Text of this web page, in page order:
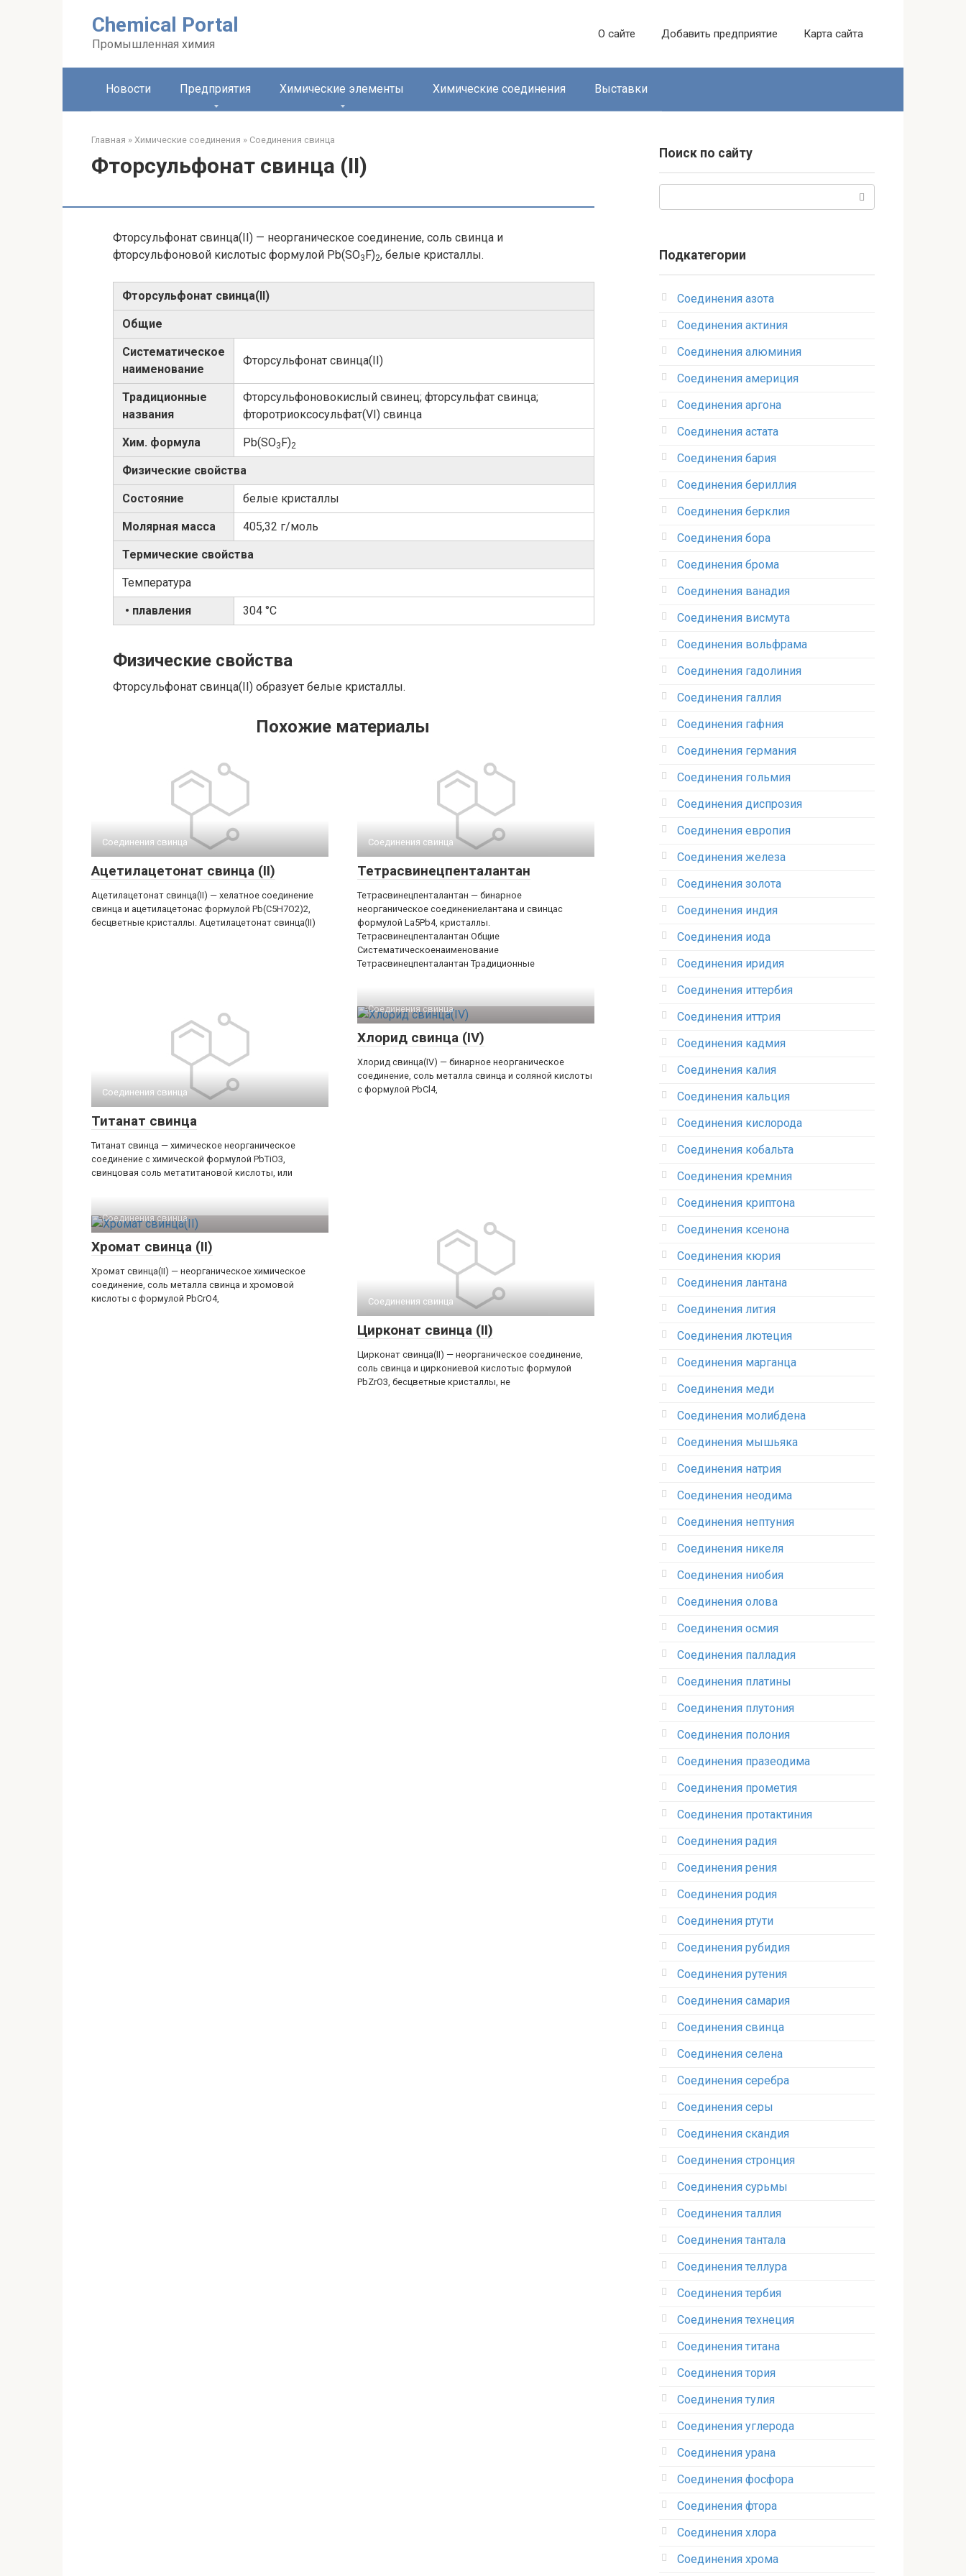
Chemical Portal
Промышленная химия
О сайте Добавить предприятие Карта сайта
Новости Предприятия Химические элементы Химические соединения Выставки
Главная » Химические соединения » Соединения свинца‎
Фторсульфонат свинца (II)
Фторсульфонат свинца(II) — неорганическое соединение, соль свинца и
фторсульфоновой кислотыс формулой Pb(SO3F)2, белые кристаллы.
Фторсульфонат свинца​(II)​
Общие
Систематическое
наименование
Фторсульфонат свинца​(II)​
Традиционные
названия
Фторсульфоновокислый свинец; фторсульфат свинца;
фторотриоксосульфат(VI) свинца
Хим. формула Pb(SO3F)2
Физические свойства
Состояние белые кристаллы
Молярная масса 405,32 г/моль
Термические свойства
Температура
• плавления 304 °C
Физические свойства
Фторсульфонат свинца(II) образует белые кристаллы.
Похожие материалы
Соединения свинца‎
Ацетилацетонат свинца (II)
Ацетилацетонат свинца(II) — хелатное соединение
свинца и ацетилацетонас формулой Pb(C5H7O2)2,
бесцветные кристаллы. Ацетилацетонат свинца​(II)​
Соединения свинца‎
Тетрасвинецпенталантан
Тетрасвинецпенталантан — бинарное
неорганическое соединениелантана и свинцас
формулой La5Pb4, кристаллы.
Тетрасвинецпенталантан Общие
Систематическоенаименование
Тетрасвинецпенталантан Традиционные
Соединения свинца‎
Титанат свинца
Титанат свинца — химическое неорганическое
соединение с химической формулой PbTiO3,
свинцовая соль метатитановой кислоты, или
Соединения свинца‎
Хлорид свинца (IV)
Хлорид свинца(IV) — бинарное неорганическое
соединение, соль металла свинца и соляной кислоты
с формулой PbCl4,
Соединения свинца‎
Хромат свинца (II)
Хромат свинца(II) — неорганическое химическое
соединение, соль металла свинца и хромовой
кислоты с формулой PbCrO4,
Соединения свинца‎
Цирконат свинца (II)
Цирконат свинца(II) — неорганическое соединение,
соль свинца и циркониевой кислотыс формулой
PbZrO3, бесцветные кристаллы, не
Поиск по сайту
Подкатегории
Соединения азота
Соединения актиния
Соединения алюминия‎
Соединения америция‎
Соединения аргона‎
Соединения астата‎
Соединения бария
Соединения бериллия‎
Соединения берклия
Соединения бора‎
Соединения брома‎
Соединения ванадия‎
Соединения висмута
Соединения вольфрама‎
Соединения гадолиния‎
Соединения галлия‎
Соединения гафния‎
Соединения германия‎
Соединения гольмия‎
Соединения диспрозия‎ ‎
Соединения европия‎
Соединения железа‎
Соединения золота‎
Соединения индия
Соединения иода‎
Соединения иридия
Соединения иттербия‎
Соединения иттрия‎
Соединения кадмия
Соединения калия‎
Соединения кальция
Соединения кислорода‎
Соединения кобальта
Соединения кремния‎
Соединения криптона‎
Соединения ксенона‎
Соединения кюрия
Соединения лантана‎
Соединения лития‎
Соединения лютеция‎
Соединения марганца‎
Соединения меди
Соединения молибдена‎
Соединения мышьяка‎ ‎
Соединения натрия‎
Соединения неодима‎
Соединения нептуния‎
Соединения никеля‎
Соединения ниобия‎
Соединения олова‎
Соединения осмия‎
Соединения палладия‎
Соединения платины‎
Соединения плутония‎
Соединения полония‎
Соединения празеодима‎
Соединения прометия‎
Соединения протактиния‎
Соединения радия‎
Соединения рения‎
Соединения родия‎
Соединения ртути‎
Соединения рубидия‎
Соединения рутения‎
Соединения самария‎
Соединения свинца‎
Соединения селена‎
Соединения серебра‎
Соединения серы‎
Соединения скандия
Соединения стронция‎
Соединения сурьмы
Соединения таллия‎
Соединения тантала‎
Соединения теллура‎
Соединения тербия‎
Соединения технеция‎
Соединения титана
Соединения тория‎
Соединения тулия‎
Соединения углерода‎
Соединения урана‎
Соединения фосфора‎
Соединения фтора‎
Соединения хлора‎
Соединения хрома‎